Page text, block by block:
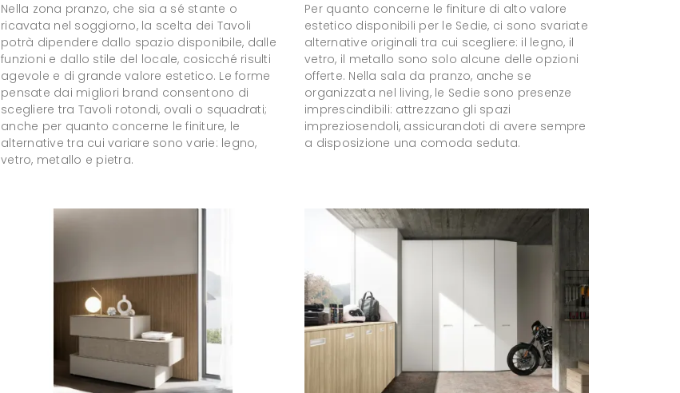
Nella zona pranzo, che sia a sé stante o
ricavata nel soggiorno, la scelta dei Tavoli
potrà dipendere dallo spazio disponibile, dalle
funzioni e dallo stile del locale, cosicché risulti
agevole e di grande valore estetico. Le forme
pensate dai migliori brand consentono di
scegliere tra Tavoli rotondi, ovali o squadrati;
anche per quanto concerne le finiture, le
alternative tra cui variare sono varie: legno,
vetro, metallo e pietra.
Per quanto concerne le finiture di alto valore
estetico disponibili per le Sedie, ci sono svariate
alternative originali tra cui scegliere: il legno, il
vetro, il metallo sono solo alcune delle opzioni
offerte. Nella sala da pranzo, anche se
organizzata nel living, le Sedie sono presenze
imprescindibili: attrezzano gli spazi
impreziosendoli, assicurandoti di avere sempre
a disposizione una comoda seduta.